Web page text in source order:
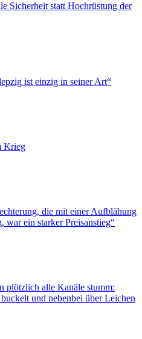
Sicherheit statt Hochrüstung der
ist einzig in seiner Art“
Krieg
die mit einer Aufblähung
war ein starker Preisanstieg“
plötzlich alle Kanäle stumm:
und nebenbei über Leichen